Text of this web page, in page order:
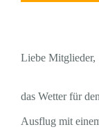
Liebe Mitglieder,
das Wetter für
Ausflug mit